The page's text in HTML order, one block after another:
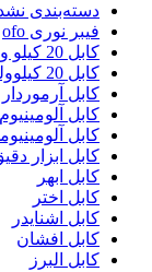
دسته‌بندی
فیبر نوری ofo
کابل 20 کیلو ولت
کابل 20 کیلوولت
کابل آرموردار
کابل آلومینیوم
کابل
کابل ابزار
کابل ابهر
کابل اختر
کابل اشنایدر
کابل افشان
کابل البرز